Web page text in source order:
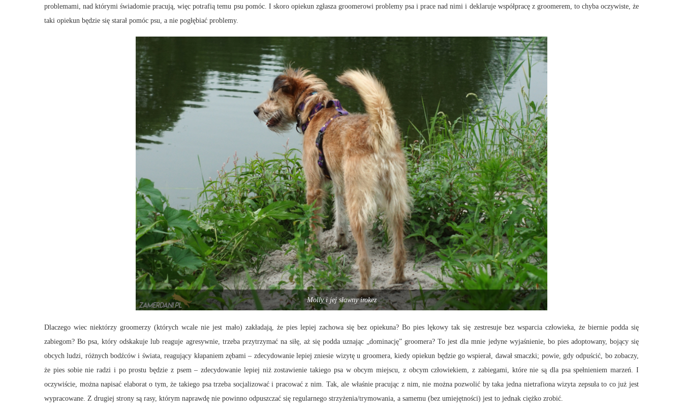
problemami, nad którymi świadomie pracują, więc potrafią temu psu pomóc. I skoro opiekun zgłasza groomerowi problemy psa i prace nad nimi i deklaruje współpracę z groomerem, to chyba oczywiste, że
taki opiekun będzie się starał pomóc psu, a nie pogłębiać problemy.
Molly i jej sławny irokez
Dlaczego wiec niektórzy groomerzy (których wcale nie jest mało) zakładają, że pies lepiej zachowa się bez opiekuna? Bo pies lękowy tak się zestresuje bez wsparcia człowieka, że biernie podda się
zabiegom? Bo psa, który odskakuje lub reaguje agresywnie, trzeba przytrzymać na siłę, aż się podda uznając „dominację” groomera? To jest dla mnie jedyne wyjaśnienie, bo pies adoptowany, bojący się
obcych ludzi, różnych bodźców i świata, reagujący kłapaniem zębami – zdecydowanie lepiej zniesie wizytę u groomera, kiedy opiekun będzie go wspierał, dawał smaczki; powie, gdy odpuścić, bo zobaczy,
że pies sobie nie radzi i po prostu będzie z psem – zdecydowanie lepiej niż zostawienie takiego psa w obcym miejscu, z obcym człowiekiem, z zabiegami, które nie są dla psa spełnieniem marzeń. I
oczywiście, można napisać elaborat o tym, że takiego psa trzeba socjalizować i pracować z nim. Tak, ale właśnie pracując z nim, nie można pozwolić by taka jedna nietrafiona wizyta zepsuła to co już jest
wypracowane. Z drugiej strony są rasy, którym naprawdę nie powinno odpuszczać się regularnego strzyżenia/trymowania, a samemu (bez umiejętności) jest to jednak ciężko zrobić.